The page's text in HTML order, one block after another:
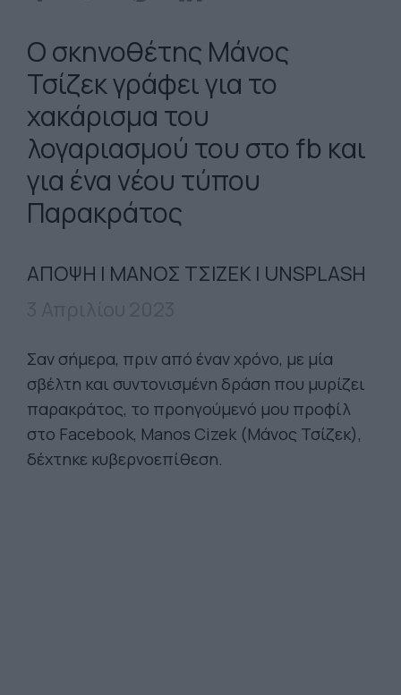
Ο σκηνοθέτης Μάνος
Τσίζεκ γράφει για το
χακάρισμα του
λογαριασμού του στο fb και
για ένα νέου τύπου
Παρακράτος
ΑΠΟΨΗ | ΜΑΝΟΣ ΤΣΙΖΕΚ | UNSPLASH
Σαν σήμερα, πριν από έναν χρόνο, με μία
σβέλτη και συντονισμένη δράση που μυρίζει
παρακράτος, το προηγούμενό μου προφίλ
στο Facebook, Manos Cizek (Μάνος Τσίζεκ),
δέχτηκε κυβερνοεπίθεση.